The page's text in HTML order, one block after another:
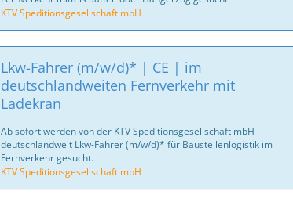
KTV Speditionsgesellschaft mbH
Lkw-Fahrer (m/w/d)* | CE | im
deutschlandweiten Fernverkehr mit
Ladekran
Ab sofort werden von der KTV Speditionsgesellschaft mbH
deutschlandweit Lkw-Fahrer (m/w/d)* für Baustellenlogistik im
Fernverkehr gesucht.
KTV Speditionsgesellschaft mbH